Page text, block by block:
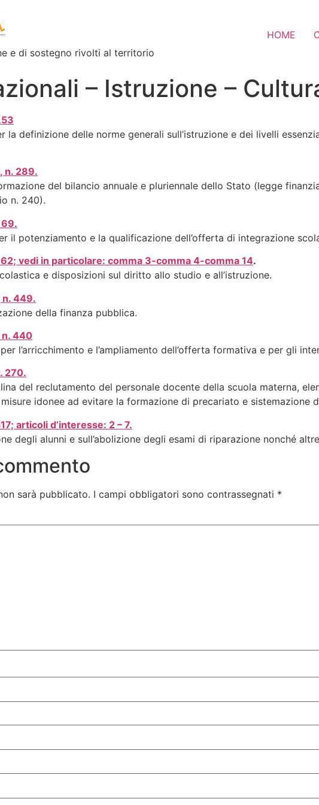
e di sostegno rivolti al territorio
HOME
– Istruzione –
la definizione delle norme generali sull’istruzione e dei livelli
n. 289.
del bilancio annuale e pluriennale dello Stato (legge
n. 240).
69.
il potenziamento e la qualificazione dell’offerta di integrazione
vedi in particolare: comma 3-comma 4-comma 14.
e disposizioni sul diritto allo studio e all’istruzione.
n. 449.
della finanza pubblica.
n. 440
l’arricchimento e l’ampliamento dell’offerta formativa e per gli
270.
del reclutamento del personale docente della scuola materna,
idonee ad evitare la formazione di precariato e sistemazione
articoli d’interesse: 2 – 7.
degli alunni e sull’abolizione degli esami di riparazione nonché
sarà pubblicato. I campi obbligatori sono contrassegnati *